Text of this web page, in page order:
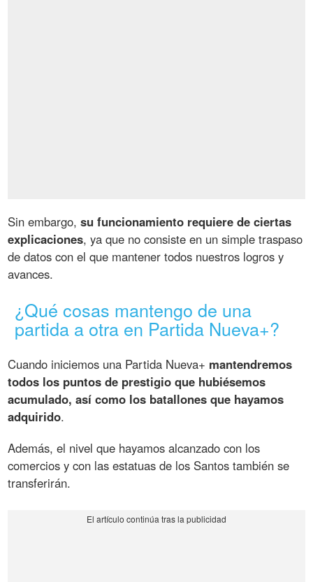
Sin embargo,su funcionamiento requiere de ciertas
explicaciones, ya que no consiste en un simple traspaso
de datos con el que mantener todos nuestros logros y
avances.
¿Qué cosas mantengo de una
partida a otra en Partida Nueva+?
Cuando iniciemos una Partida Nueva+ mantendremos
todos los puntos de prestigio que hubiésemos
acumulado, así como los batallones que hayamos
adquirido.
Además, el nivel que hayamos alcanzado con los
comercios y con las estatuas de los Santos también se
transferirán.